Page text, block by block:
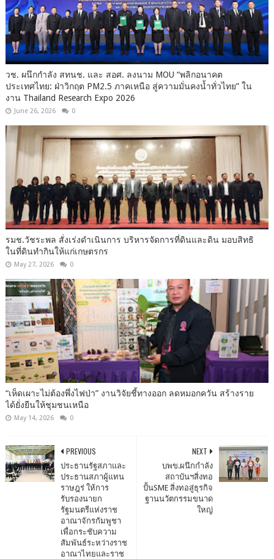
วช. ผนึกกำลัง สทนช. และ สอศ. ลงนาม MOU “พลิกอนาคต
ประเทศไทย: ฝ่าวิกฤต PM2.5 ภาคเหนือ สู่ความมั่นคงน้ำทั่วไทย” ใน
งาน Thailand Research Expo 2026
June 26, 2026 0
รมช.วัชระพล สั่งเร่งดำเนินการ บริหารจัดการที่ดินและดิน มอบสิทธิ
ในที่ดินทำกินให้แก่เกษตรกร
May 27, 2026 0
“เห็ดเผาะไม่ต้องพึ่งไฟป่า” งานวิจัยชี้ทางออก ลดหมอกควัน สร้างราย
ได้ยั่งยืนให้ชุมชนเหนือ
May 14, 2026 0
NEXT
บพข.ผนึกกำลัง
สถาบันฯสิ่งทอ
ปั้นSME สิ่งทอสู่ธุรกิจ
ฐานนวัตกรรมขนาด
ใหญ่
PREVIOUS
ประธานรัฐสภาและ
ประธานสภาผู้แทน
ราษฎร่ ให้การ
รับรองนายก
รัฐมนตรีแห่งราช
อาณาจักรกัมพูชา
เพื่อกระชับความ
สัมพันธ์ระหว่างราช
อาณาไทยและราช